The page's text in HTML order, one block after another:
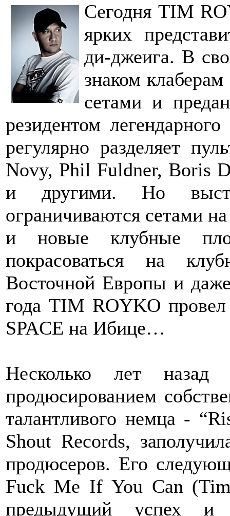
Сегодня TIM
ярких
ди-джеига. В
знаком
сетами и
резидентом
регулярно разделяет
Novy, Phil Fuldner, Boris
и другими. Но
ограничиваются сетами
и новые клубные
покрасоваться на
Восточной Европы и
года TIM ROYKO провел
SPACE на Ибице…
Несколько лет
продюсированием
талантливого немца -
Shout Records,
продюсеров. Его
Fuck Me If You Can
предыдущий успех и